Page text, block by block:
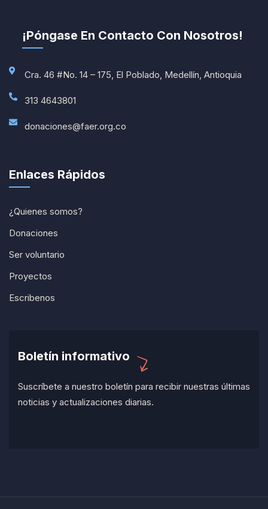
¡Póngase En Contacto Con Nosotros!
Cra. 46 #No. 14 – 175, El Poblado, Medellín, Antioquia
313 4643801
donaciones@faer.org.co
Enlaces Rápidos
¿Quienes somos?
Donaciones
Ser voluntario
Proyectos
Escribenos
Boletín informativo
Suscríbete a nuestro boletín para recibir nuestras últimas
noticias y actualizaciones diarias.